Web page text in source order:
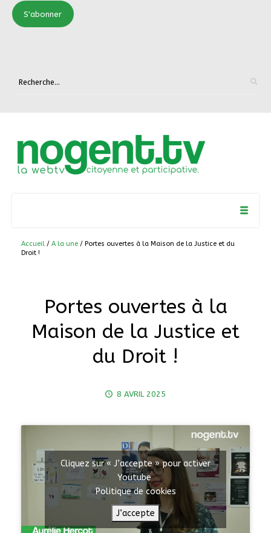
S'abonner
Accueil / A la une / Portes ouvertes à la Maison de la Justice et du
Droit !
Portes ouvertes à la
Maison de la Justice et
du Droit !
8 AVRIL 2025
Cliquez sur « J’accepte » pour activer
Youtube
Politique de cookies
J’accepte